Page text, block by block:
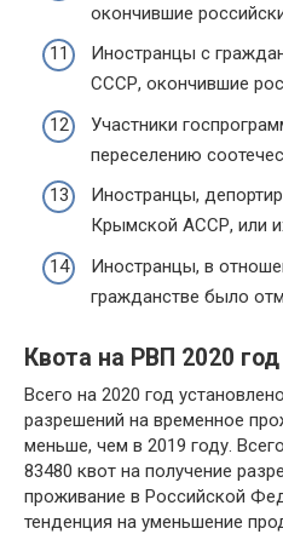
окончившие
Иностранцы с
СССР, окончившие
Участники
переселению
Иностранцы,
Крымской АССР, или
Иностранцы, в
гражданстве было
Квота на РВП 2020 год
Всего на 2020 год
разрешений на временное
меньше, чем в 2019 году.
83480 квот на получение
проживание в Российской
тенденция на уменьшение